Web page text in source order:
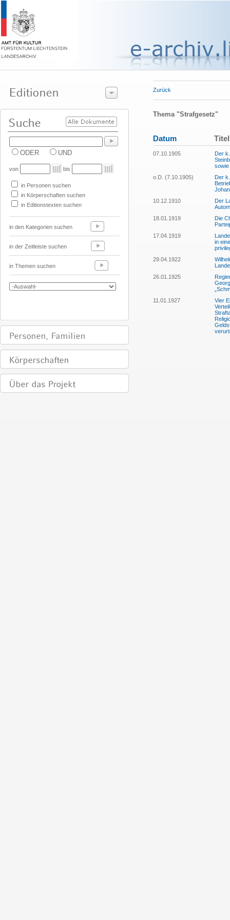
ODER UND
von bis
in Personen suchen
in Körperschaften suchen
in Editionstexten suchen
in den Kategorien suchen
in der Zeitleiste suchen
in Themen suchen
Zurück
Thema "Strafgesetz"
Datum Titel
07.10.1905
Der
o.D. (7.10.1905)
Der
10.12.1910
Der
18.01.1919
Die
17.04.1919
in
29.04.1922
26.01.1925
11.01.1927
Vier